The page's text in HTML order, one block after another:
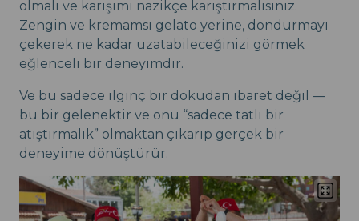
olmalı ve karışımı nazikçe karıştırmalısınız.
Zengin ve kremamsı gelato yerine, dondurmayı
çekerek ne kadar uzatabileceğinizi görmek
eğlenceli bir deneyimdir.
Ve bu sadece ilginç bir dokudan ibaret değil —
bu bir gelenektir ve onu “sadece tatlı bir
atıştırmalık” olmaktan çıkarıp gerçek bir
deneyime dönüştürür.